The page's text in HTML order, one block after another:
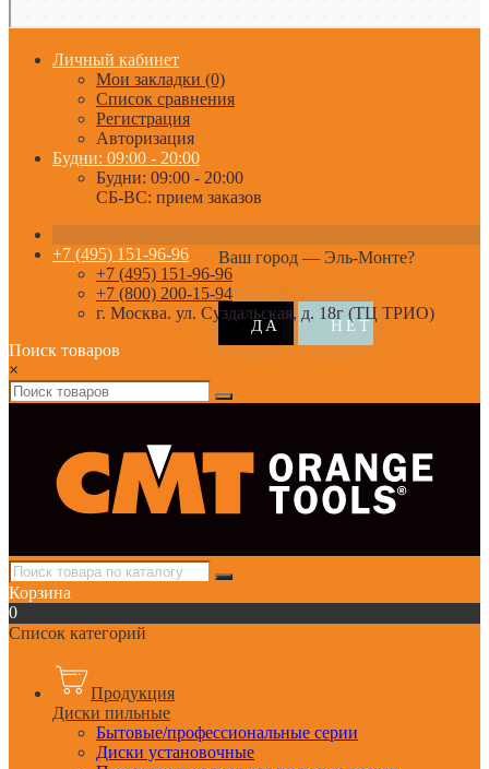
Личный кабинет
Мои закладки (0)
Список сравнения
Регистрация
Авторизация
Будни: 09:00 - 20:00
Будни: 09:00 - 20:00
СБ-ВС: прием заказов
Ваш город — Эль-Монте?
+7 (495) 151-96-96
+7 (495) 151-96-96
+7 (800) 200-15-94
г. Москва. ул. Суздальская, д. 18г (ТЦ ТРИО)
Поиск товаров
×
Корзина
0
Список категорий
Продукция
Диски пильные
Бытовые/профессиональные серии
Диски установочные